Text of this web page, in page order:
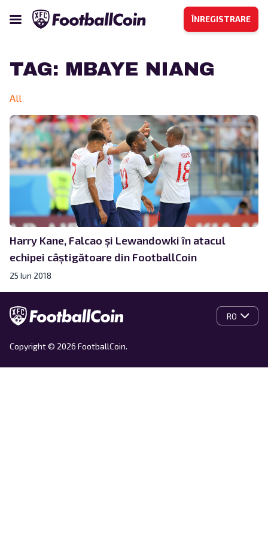
ÎNREGISTRARE
TAG: MBAYE NIANG
All
Harry Kane, Falcao și Lewandowki în atacul
echipei câștigătoare din FootballCoin
25 Iun 2018
RO
Copyright © 2026 FootballCoin.